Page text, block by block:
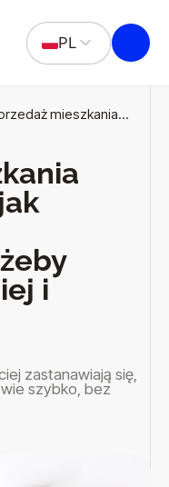
PL
mieszkania…
i
zastanawiają się,
szybko, bez